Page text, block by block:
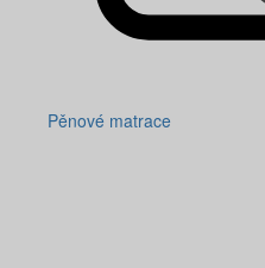
Pěnové matrace